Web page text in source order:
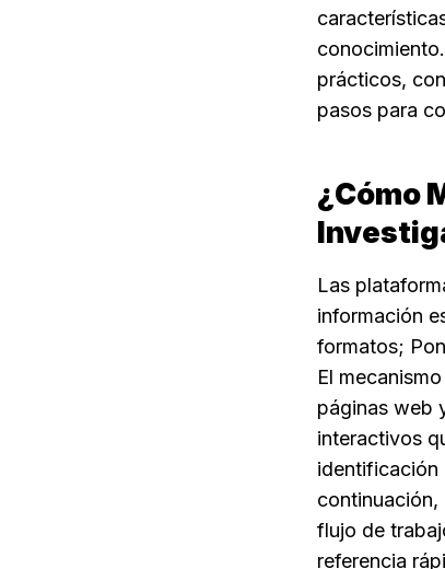
prácticos,
pasos para
¿Cómo
Las
información
formatos;
El
páginas web
interactivos
identificación
continuación,
flujo de
referencia